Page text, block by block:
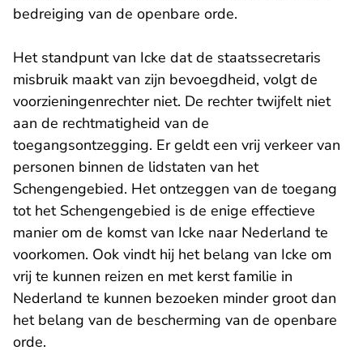
bedreiging van de openbare orde.
Het standpunt van Icke dat de staatssecretaris
misbruik maakt van zijn bevoegdheid, volgt de
voorzieningenrechter niet. De rechter twijfelt niet
aan de rechtmatigheid van de
toegangsontzegging. Er geldt een vrij verkeer van
personen binnen de lidstaten van het
Schengengebied. Het ontzeggen van de toegang
tot het Schengengebied is de enige effectieve
manier om de komst van Icke naar Nederland te
voorkomen. Ook vindt hij het belang van Icke om
vrij te kunnen reizen en met kerst familie in
Nederland te kunnen bezoeken minder groot dan
het belang van de bescherming van de openbare
orde.